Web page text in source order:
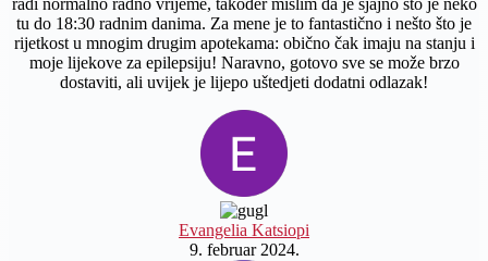
radi normalno radno vrijeme, također mislim da je sjajno što je neko
tu do 18:30 radnim danima. Za mene je to fantastično i nešto što je
rijetkost u mnogim drugim apotekama: obično čak imaju na stanju i
moje lijekove za epilepsiju! Naravno, gotovo sve se može brzo
dostaviti, ali uvijek je lijepo uštedjeti dodatni odlazak!
Evangelia Katsiopi
9. februar 2024.